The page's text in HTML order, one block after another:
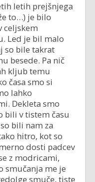
letih prejšnjega
to…) je bilo
celjskem
Led je bil malo
so bile takrat
besede. Pa nič
kljub temu
časa smo si
lahko
Dekleta smo
bili v tistem času
bili nam za
hitro, kot so
dosti padcev
z modricami,
smučanja me je
smuče, tiste